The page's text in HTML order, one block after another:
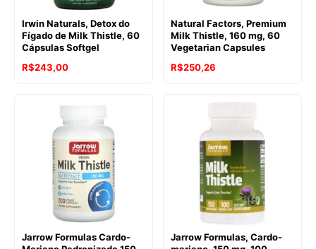
Irwin Naturals, Detox do
Fígado de Milk Thistle, 60
Cápsulas Softgel
R$243,00
Natural Factors, Premium
Milk Thistle, 160 mg, 60
Vegetarian Capsules
R$250,26
Jarrow Formulas Cardo-
Jarrow Formulas, Cardo-